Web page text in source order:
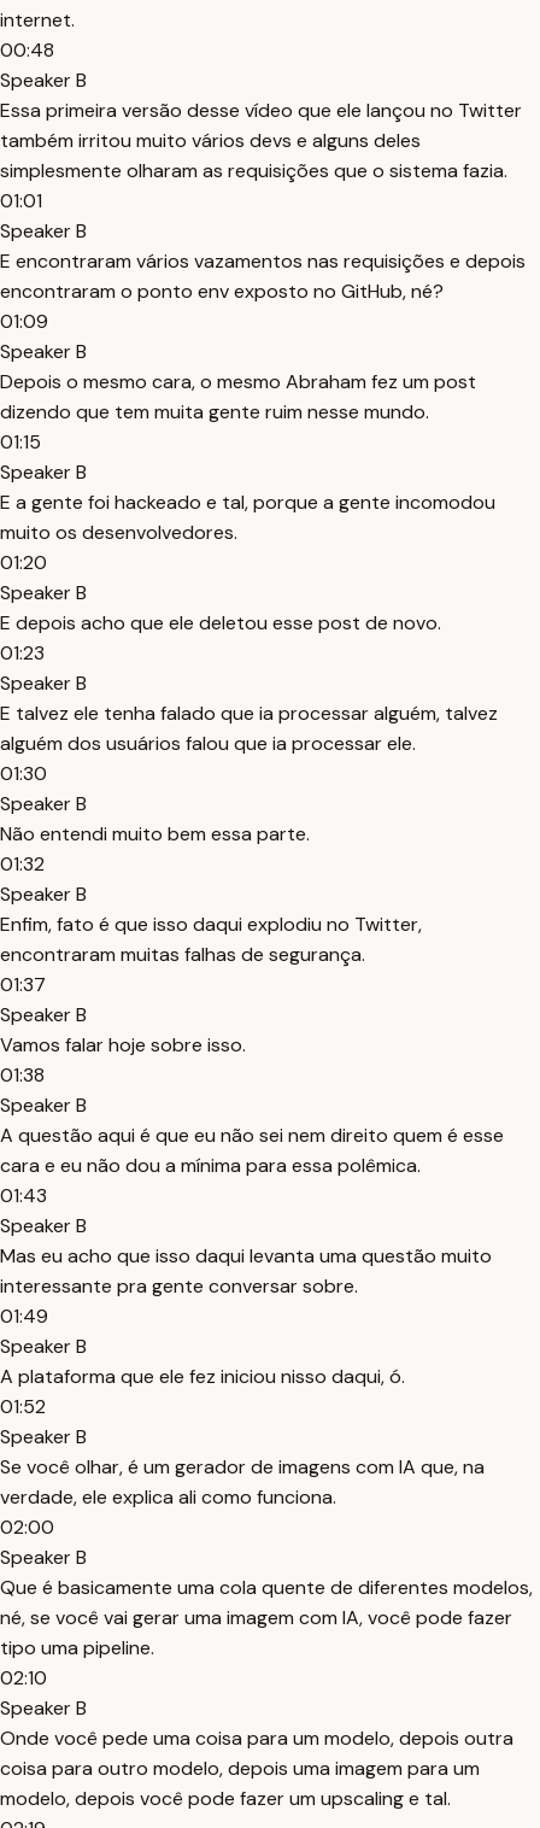
internet.
00:48
Speaker B
Essa primeira versão desse vídeo que ele lançou no Twitter
também irritou muito vários devs e alguns deles
simplesmente olharam as requisições que o sistema fazia.
01:01
Speaker B
E encontraram vários vazamentos nas requisições e depois
encontraram o ponto env exposto no GitHub, né?
01:09
Speaker B
Depois o mesmo cara, o mesmo Abraham fez um post
dizendo que tem muita gente ruim nesse mundo.
01:15
Speaker B
E a gente foi hackeado e tal, porque a gente incomodou
muito os desenvolvedores.
01:20
Speaker B
E depois acho que ele deletou esse post de novo.
01:23
Speaker B
E talvez ele tenha falado que ia processar alguém, talvez
alguém dos usuários falou que ia processar ele.
01:30
Speaker B
Não entendi muito bem essa parte.
01:32
Speaker B
Enfim, fato é que isso daqui explodiu no Twitter,
encontraram muitas falhas de segurança.
01:37
Speaker B
Vamos falar hoje sobre isso.
01:38
Speaker B
A questão aqui é que eu não sei nem direito quem é esse
cara e eu não dou a mínima para essa polêmica.
01:43
Speaker B
Mas eu acho que isso daqui levanta uma questão muito
interessante pra gente conversar sobre.
01:49
Speaker B
A plataforma que ele fez iniciou nisso daqui, ó.
01:52
Speaker B
Se você olhar, é um gerador de imagens com IA que, na
verdade, ele explica ali como funciona.
02:00
Speaker B
Que é basicamente uma cola quente de diferentes modelos,
né, se você vai gerar uma imagem com IA, você pode fazer
tipo uma pipeline.
02:10
Speaker B
Onde você pede uma coisa para um modelo, depois outra
coisa para outro modelo, depois uma imagem para um
modelo, depois você pode fazer um upscaling e tal.